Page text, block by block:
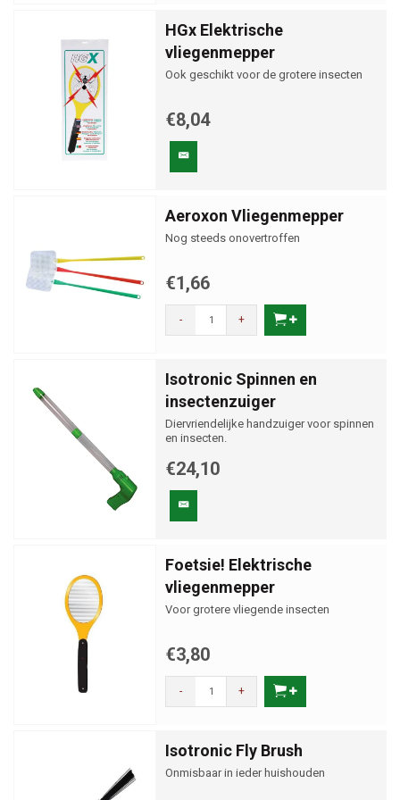
HGx Elektrische
vliegenmepper
Ook geschikt voor de grotere insecten
€8,04
Aeroxon Vliegenmepper
Nog steeds onovertroffen
€1,66
- +
Isotronic Spinnen en
insectenzuiger
Diervriendelijke handzuiger voor spinnen
en insecten.
€24,10
Foetsie! Elektrische
vliegenmepper
Voor grotere vliegende insecten
€3,80
- +
Isotronic Fly Brush
Onmisbaar in ieder huishouden